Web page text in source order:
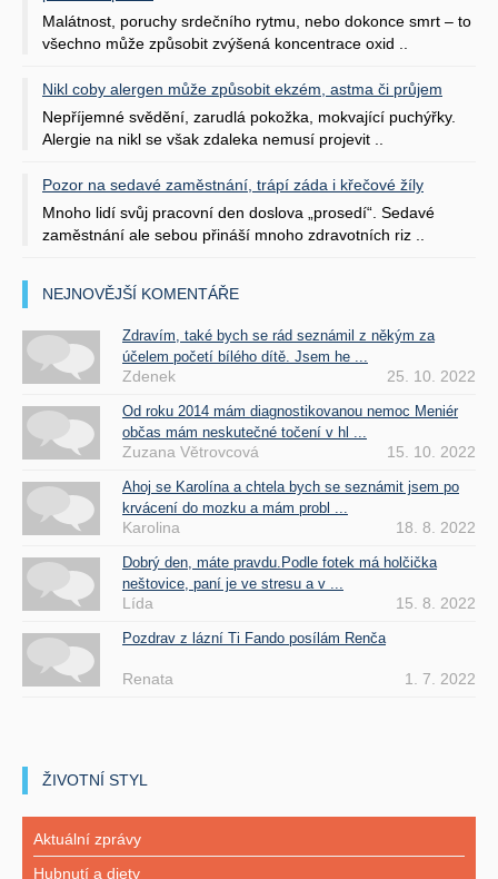
Malátnost, poruchy srdečního rytmu, nebo dokonce smrt – to
všechno může způsobit zvýšená koncentrace oxid ..
Nikl coby alergen může způsobit ekzém, astma či průjem
Nepříjemné svědění, zarudlá pokožka, mokvající puchýřky.
Alergie na nikl se však zdaleka nemusí projevit ..
Pozor na sedavé zaměstnání, trápí záda i křečové žíly
Mnoho lidí svůj pracovní den doslova „prosedí“. Sedavé
zaměstnání ale sebou přináší mnoho zdravotních riz ..
NEJNOVĚJŠÍ KOMENTÁŘE
Zdravím, také bych se rád seznámil z někým za
účelem početí bílého dítě. Jsem he ...
Zdenek 25. 10. 2022
Od roku 2014 mám diagnostikovanou nemoc Meniér
občas mám neskutečné točení v hl ...
Zuzana Větrovcová 15. 10. 2022
Ahoj se Karolína a chtela bych se seznámit jsem po
krvácení do mozku a mám probl ...
Karolina 18. 8. 2022
Dobrý den, máte pravdu.Podle fotek má holčička
neštovice, paní je ve stresu a v ...
Lída 15. 8. 2022
Pozdrav z lázní Ti Fando posílám Renča
Renata 1. 7. 2022
ŽIVOTNÍ STYL
Aktuální zprávy
Hubnutí a diety